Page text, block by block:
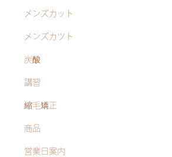
メンズカット
メンズカツト
炭酸
講習
縮毛矯正
商品
営業日案内